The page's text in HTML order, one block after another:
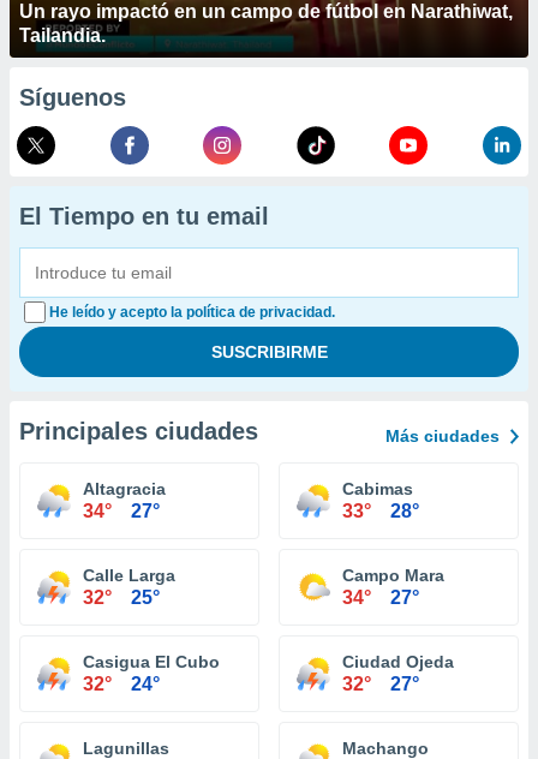
Un rayo impactó en un campo de fútbol en Narathiwat,
Tailandia.
Síguenos
El Tiempo en tu email
He leído y acepto la política de privacidad.
Principales ciudades Más ciudades
Altagracia
34° 27°
Cabimas
33° 28°
Calle Larga
32° 25°
Campo Mara
34° 27°
Casigua El Cubo
32° 24°
Ciudad Ojeda
32° 27°
Lagunillas Machango